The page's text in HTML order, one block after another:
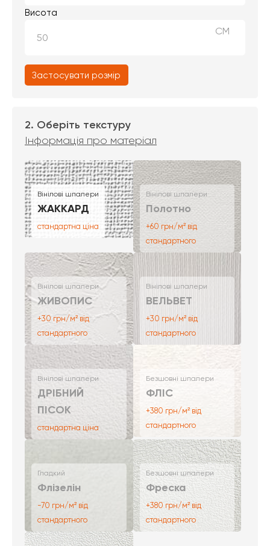
Висота
СМ
Застосувати розмір
2. Оберіть текстуру
Інформація про матеріал
Вінілові шпалери
ЖАККАРД
стандартна ціна
Вінілові шпалери
Полотно
+60 грн/м² від
стандартного
Вінілові шпалери
ЖИВОПИС
+30 грн/м² від
стандартного
Вінілові шпалери
ВЕЛЬВЕТ
+30 грн/м² від
стандартного
Вінілові шпалери
ДРІБНИЙ
ПІСОК
стандартна ціна
Безшовні шпалери
ФЛІС
+380 грн/м² від
стандартного
Гладкий
Флізелін
-70 грн/м² від
стандартного
Безшовні шпалери
Фреска
+380 грн/м² від
стандартного